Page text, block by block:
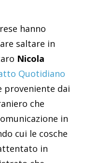
hanno
saltare in
Nicola
Quotidiano
proveniente dai
che
in
cui le cosche
in